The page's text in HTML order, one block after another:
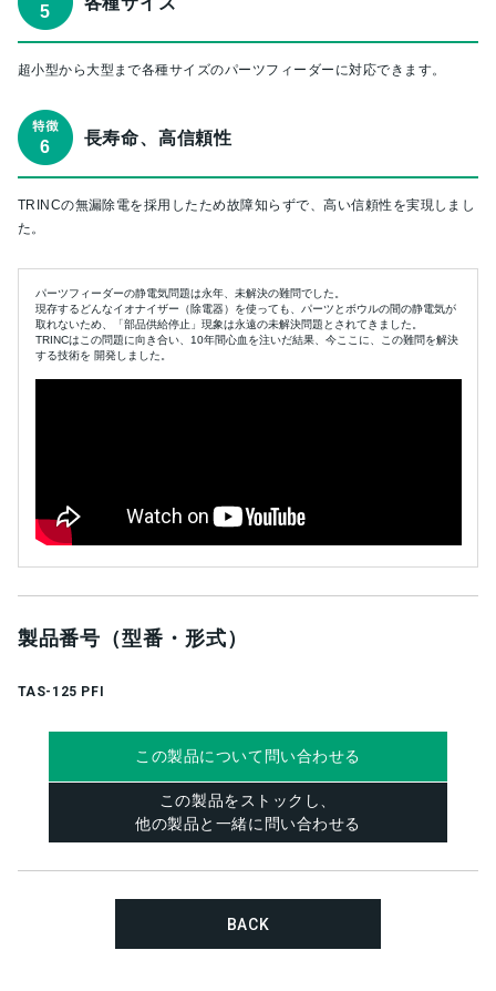
超小型から大型まで各種サイズのパーツフィーダーに対応できます。
長寿命、高信頼性
TRINCの無漏除電を採用したため故障知らずで、高い信頼性を実現しまし
た。
パーツフィーダーの静電気問題は永年、未解決の難問でした。
現存するどんなイオナイザー（除電器）を使っても、パーツとボウルの間の静電気が
取れないため、「部品供給停止」現象は永遠の未解決問題とされてきました。
TRINCはこの問題に向き合い、10年間心血を注いだ結果、今ここに、この難問を解決
する技術を 開発しました。
製品番号（型番・形式）
TAS-125 PFI
この製品について問い合わせる
この製品をストックし、
他の製品と一緒に問い合わせる
BACK